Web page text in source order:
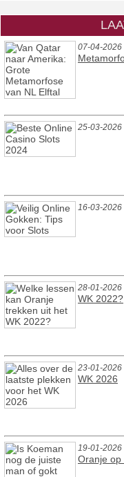
07-04-2026
25-03-2026
16-03-2026
28-01-2026
WK 2022?
23-01-2026
WK 2026
19-01-2026
Oranje op